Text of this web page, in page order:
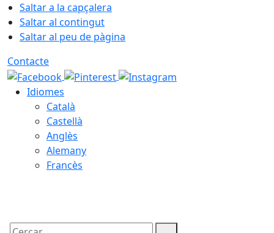
Saltar a la capçalera
Saltar al contingut
Saltar al peu de pàgina
Contacte
Idiomes
Català
Castellà
Anglès
Alemany
Francès